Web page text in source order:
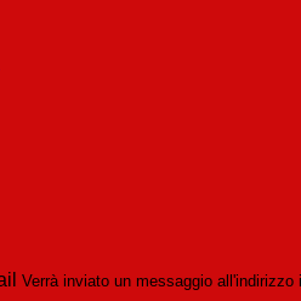
Verrà inviato un messaggio